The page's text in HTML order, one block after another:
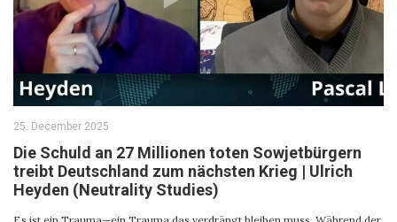
25. December 2025
Die Schuld an 27 Millionen toten Sowjetbürgern
treibt Deutschland zum nächsten Krieg | Ulrich
Heyden (Neutrality Studies)
Es ist ein Trauma—ein Trauma das verdrängt bleiben muss. Während der